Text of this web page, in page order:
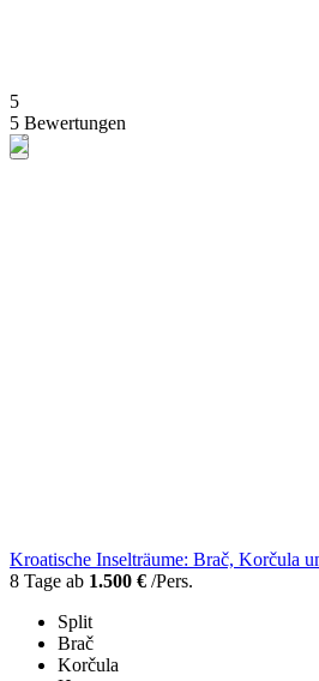
5
5 Bewertungen
Kroatische Inselträume: Brač, Korčula
8 Tage ab 1.500 € /Pers.
Split
Brač
Korčula